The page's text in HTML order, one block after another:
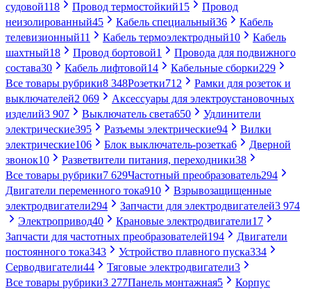
судовой118 Провод термостойкий15
Провод
неизолированный45 Кабель специальный36
Кабель
телевизионный11 Кабель термоэлектродный10
Кабель
шахтный18 Провод бортовой1
Провода для подвижного
состава30 Кабель лифтовой14 Кабельные сборки229
Все товары рубрики8 348Розетки712
Рамки для розеток и
выключателей2 069
Аксессуары для электроустановочных
изделий3 907 Выключатель света650
Удлинители
электрические395 Разъемы электрические94
Вилки
электрические106 Блок выключатель-розетка6
Дверной
звонок10 Разветвители питания, переходники38
Все товары рубрики7 629Частотный преобразователь294
Двигатели переменного тока910
Взрывозащищенные
электродвигатели294 Запчасти для электродвигателей3 974
Электропривод40 Крановые электродвигатели17
Запчасти для частотных преобразователей194
Двигатели
постоянного тока343 Устройство плавного пуска334
Серводвигатели44 Тяговые электродвигатели3
Все товары рубрики3 277Панель монтажная5
Корпус